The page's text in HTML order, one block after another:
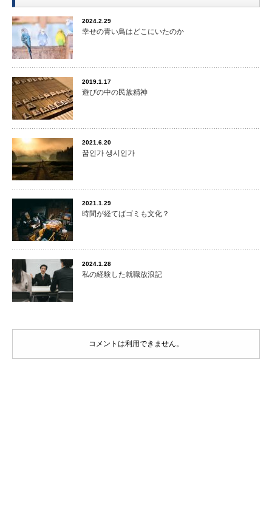
2024.2.29
幸せの青い鳥はどこにいたのか
2019.1.17
遊びの中の民族精神
2021.6.20
꿈인가 생시인가
2021.1.29
時間が経てばゴミも文化？
2024.1.28
私の経験した就職放浪記
コメントは利用できません。